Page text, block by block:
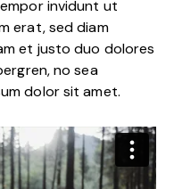
invidunt ut
erat, sed diam
et justo duo dolores
no sea
dolor sit amet.